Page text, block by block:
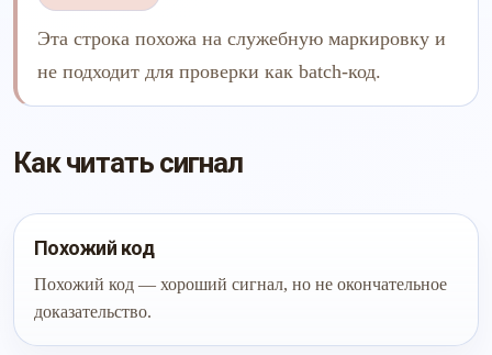
Эта строка похожа на служебную маркировку и
не подходит для проверки как batch-код.
Как читать сигнал
Похожий код
Похожий код — хороший сигнал, но не окончательное
доказательство.